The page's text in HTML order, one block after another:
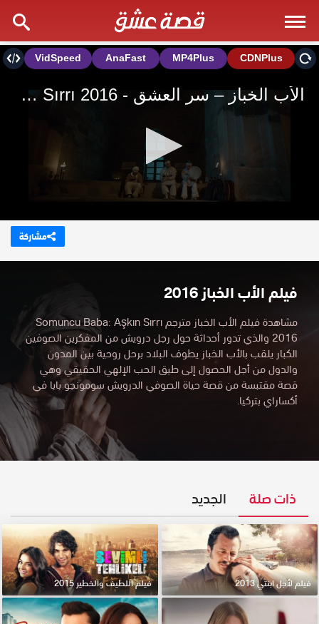
مشاركة
فيلم الأب الخباز 2016
مشاهدة فيلم الأب الخباز مترجم Somuncu Baba: Aşkın Sırrı
2016 والذي تدور أحداثة حول رجل درويش من المفكرين الصوفين
الكبار يلقب بالأب الخباز يطوف البلاد برحل روحية بين المدون
والدول من أجل الحصول إلى طيق الحب الإلهي الحقيقي وهي
قصة مقتبسة من قصة حياة الصوفي الدرويش سومونجو بابا في
أكساراي بتركيا.
ذات صلة الجديد
فيلم لأجل ابنتي 2013 فيلم اللطيف والخطير 2015